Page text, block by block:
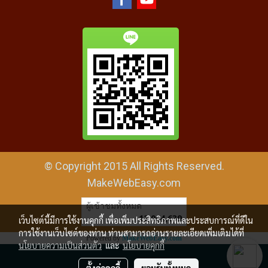
© Copyright 2015 All Rights Reserved.
MakeWebEasy.com
ผู้เข้าชมทั้งหมด
12,064,639
Powered byMakeWebEasy.com
เว็บไซต์นี้มีการใช้งานคุกกี้ เพื่อเพิ่มประสิทธิภาพและประสบการณ์ที่ดีใน
การใช้งานเว็บไซต์ของท่าน ท่านสามารถอ่านรายละเอียดเพิ่มเติมได้ที่
นโยบายความเป็นส่วนตัวและนโยบายคุกกี้